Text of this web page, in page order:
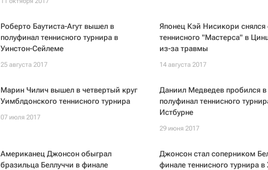
Роберто Баутиста-Агут вышел в
полуфинал теннисного турнира в
Уинстон-Сейлеме
25 августа 2017
Японец Кэй Нисикори снялся
теннисного "Мастерса" в
из-за травмы
14 августа 2017
Марин Чилич вышел в четвертый круг
Уимблдонского теннисного турнира
07 июля 2017
Даниил Медведев пробился в
полуфинал теннисного
Истбурне
29 июня 2017
Американец Джонсон обыграл
бразильца Беллуччи в финале
Джонсон стал соперником
финале теннисного турнира